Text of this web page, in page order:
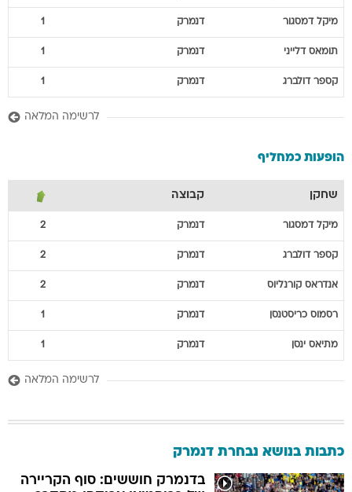
מיקל דמסגור דנמרק 1
תומאס דלייני דנמרק 1
קספר דולברג דנמרק 1
לרשימה המלאה
הופעות כמחליף
שחקן קבוצה
מיקל דמסגור דנמרק 2
קספר דולברג דנמרק 2
אנדראס קורנליוס דנמרק 2
רסמוס כריסטנסן דנמרק 1
מתיאס ינסן דנמרק 1
לרשימה המלאה
כתבות בנושא נבחרת דנמרק
בדנמרק חוששים: סוף הקריירה